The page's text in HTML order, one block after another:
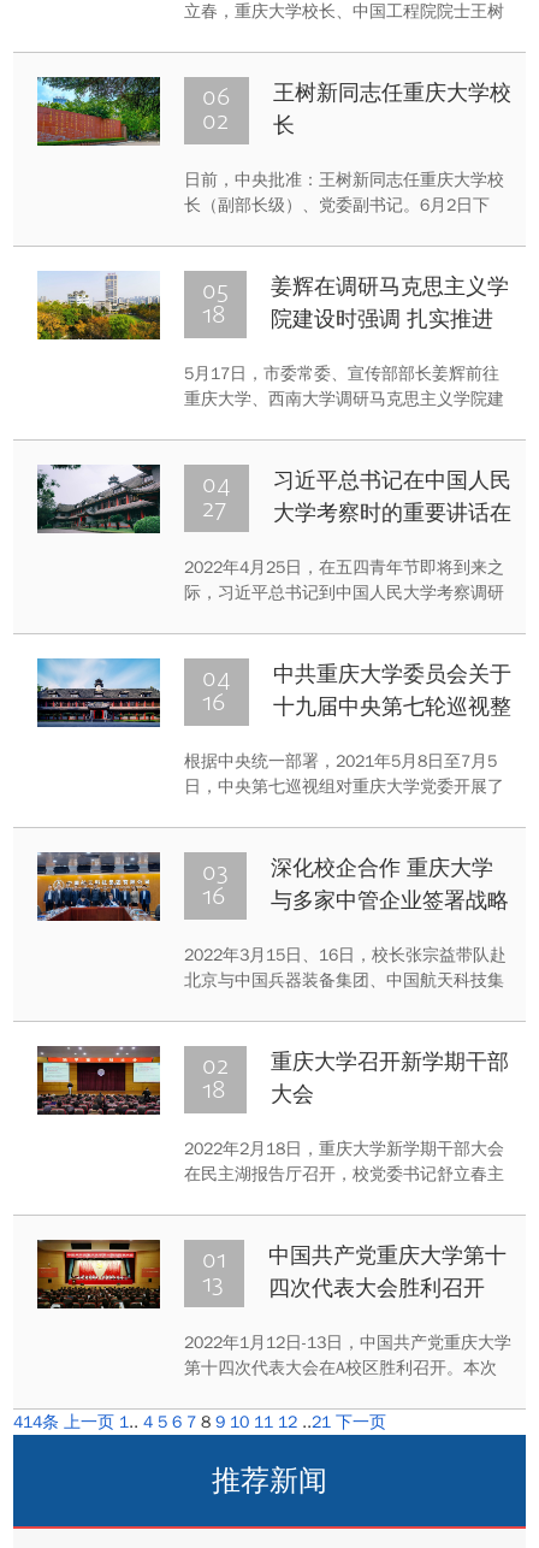
立春，重庆大学校长、中国工程院院士王树
谈，就深化科技创新、人才汇聚、城市提
升、乡村振兴、文化传承等方面的校地合作
开展深入交流。
06
02
王树新同志任重庆大学校
长
日前，中央批准：王树新同志任重庆大学校
长（副部长级）、党委副书记。6月2日下
会宣布中央决定并讲话，教育部副部长、党
组成员田学军同志，重庆市委常委、组织部
部长蔡允革同志出席会议并讲话。重庆大学
05
18
姜辉在调研马克思主义学
院建设时强调 扎实推进
量发展
5月17日，市委常委、宣传部部长姜辉前往
重庆大学、西南大学调研马克思主义学院建
义、关于哲学社会科学的重要论述，进一步
做实部校共建，推动马克思主义学院实现高
质量发展，为培养堪当民族复兴重任的时代
04
27
习近平总书记在中国人民
大学考察时的重要讲话在
反响
2022年4月25日，在五四青年节即将到来之
际，习近平总书记到中国人民大学考察调研
代，不负人民，在青春的赛道上奋力奔跑，
争取跑出当代青年的最好成绩。习近平总书
记重要讲话在重庆大学师生中引发热烈反
04
16
中共重庆大学委员会关于
十九届中央第七轮巡视整
根据中央统一部署，2021年5月8日至7月5
日，中央第七巡视组对重庆大学党委开展了
要求，现将巡视整改进展情况予以公布。
03
16
深化校企合作 重庆大学
与多家中管企业签署战略
2022年3月15日、16日，校长张宗益带队赴
北京与中国兵器装备集团、中国航天科技集
02
18
重庆大学召开新学期干部
大会
2022年2月18日，重庆大学新学期干部大会
在民主湖报告厅召开，校党委书记舒立春主
流”建设》的主题报告，报告系统回顾了学校
2021年工作，全面部署了学校2022年重点
工作。
01
13
中国共产党重庆大学第十
四次代表大会胜利召开
2022年1月12日-13日，中国共产党重庆大学
第十四次代表大会在A校区胜利召开。本次
念、服务构建新发展格局，加快建设中国特
代化强国的第二个百年奋斗目标迈进的关键
时期召开的一次重要会议。
414条 上一页 1..4 5 6 7 8 9 10 11 12 ..21 下一页
推荐新闻